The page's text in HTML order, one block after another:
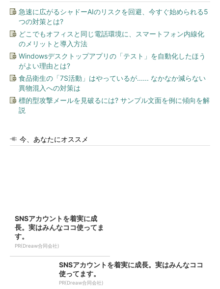
急速に広がるシャドーAIのリスクを回避、今すぐ始められる5
つの対策とは?
どこでもオフィスと同じ電話環境に、スマートフォン内線化
のメリットと導入方法
Windowsデスクトップアプリの「テスト」を自動化したほう
がよい理由とは?
食品衛生の「7S活動」はやっているが...... なかなか減らない
異物混入への対策は
標的型攻撃メールを見破るには? サンプル文面を例に傾向を解
説
今、あなたにオススメ
SNSアカウントを着実に成
長。実はみんなココ使ってま
す。
PR(Dreaw合同会社)
SNSアカウントを着実に成長。実はみんなココ
使ってます。
PR(Dreaw合同会社)